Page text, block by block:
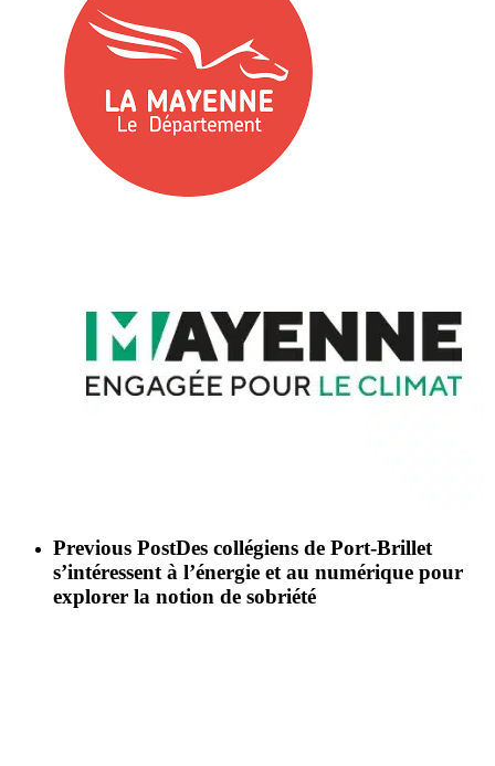
engagee-
climat-
action
Previous PostDes collégiens de Port-Brillet
s’intéressent à l’énergie et au numérique pour
explorer la notion de sobriété